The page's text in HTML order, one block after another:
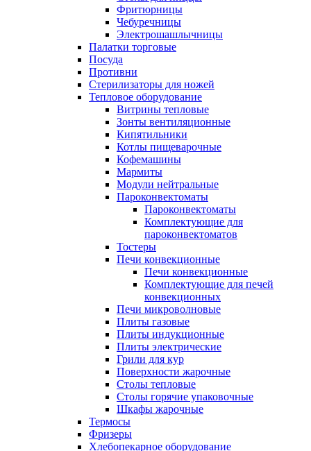
Фритюрницы
Чебуречницы
Электрошашлычницы
Палатки торговые
Посуда
Противни
Стерилизаторы для ножей
Тепловое оборудование
Витрины тепловые
Зонты вентиляционные
Кипятильники
Котлы пищеварочные
Кофемашины
Мармиты
Модули нейтральные
Пароконвектоматы
Пароконвектоматы
Комплектующие для
пароконвектоматов
Тостеры
Печи конвекционные
Печи конвекционные
Комплектующие для печей
конвекционных
Печи микроволновые
Плиты газовые
Плиты индукционные
Плиты электрические
Грили для кур
Поверхности жарочные
Столы тепловые
Столы горячие упаковочные
Шкафы жарочные
Термосы
Фризеры
Хлебопекарное оборудование